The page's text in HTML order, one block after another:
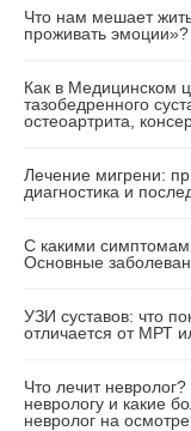
Что нам мешает
проживать эмоции»?
Как в Медицинском
тазобедренного
остеоартрита,
Лечение мигрени:
диагностика и
С какими
Основные
УЗИ суставов: что
отличается от МРТ
Что лечит
неврологу и какие
невролог на